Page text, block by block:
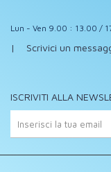
Lun - Ven 9.00 : 13.00 /
| Scrivici un
ISCRIVITI ALLA